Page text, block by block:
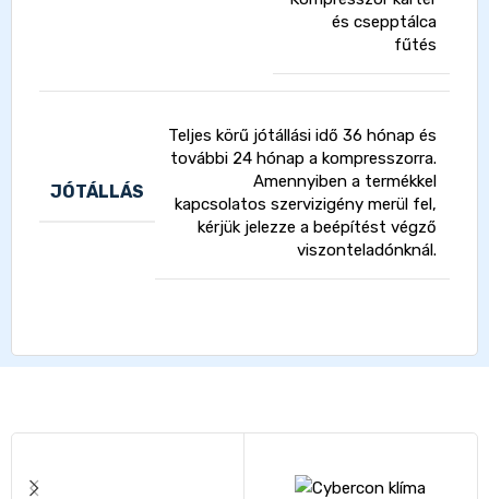
és csepptálca
fűtés
JÓTÁLLÁS
Teljes körű jótállási idő 36 hónap és
további 24 hónap a kompresszorra.
Amennyiben a termékkel
kapcsolatos szervizigény merül fel,
kérjük jelezze a beépítést végző
viszonteladónknál.